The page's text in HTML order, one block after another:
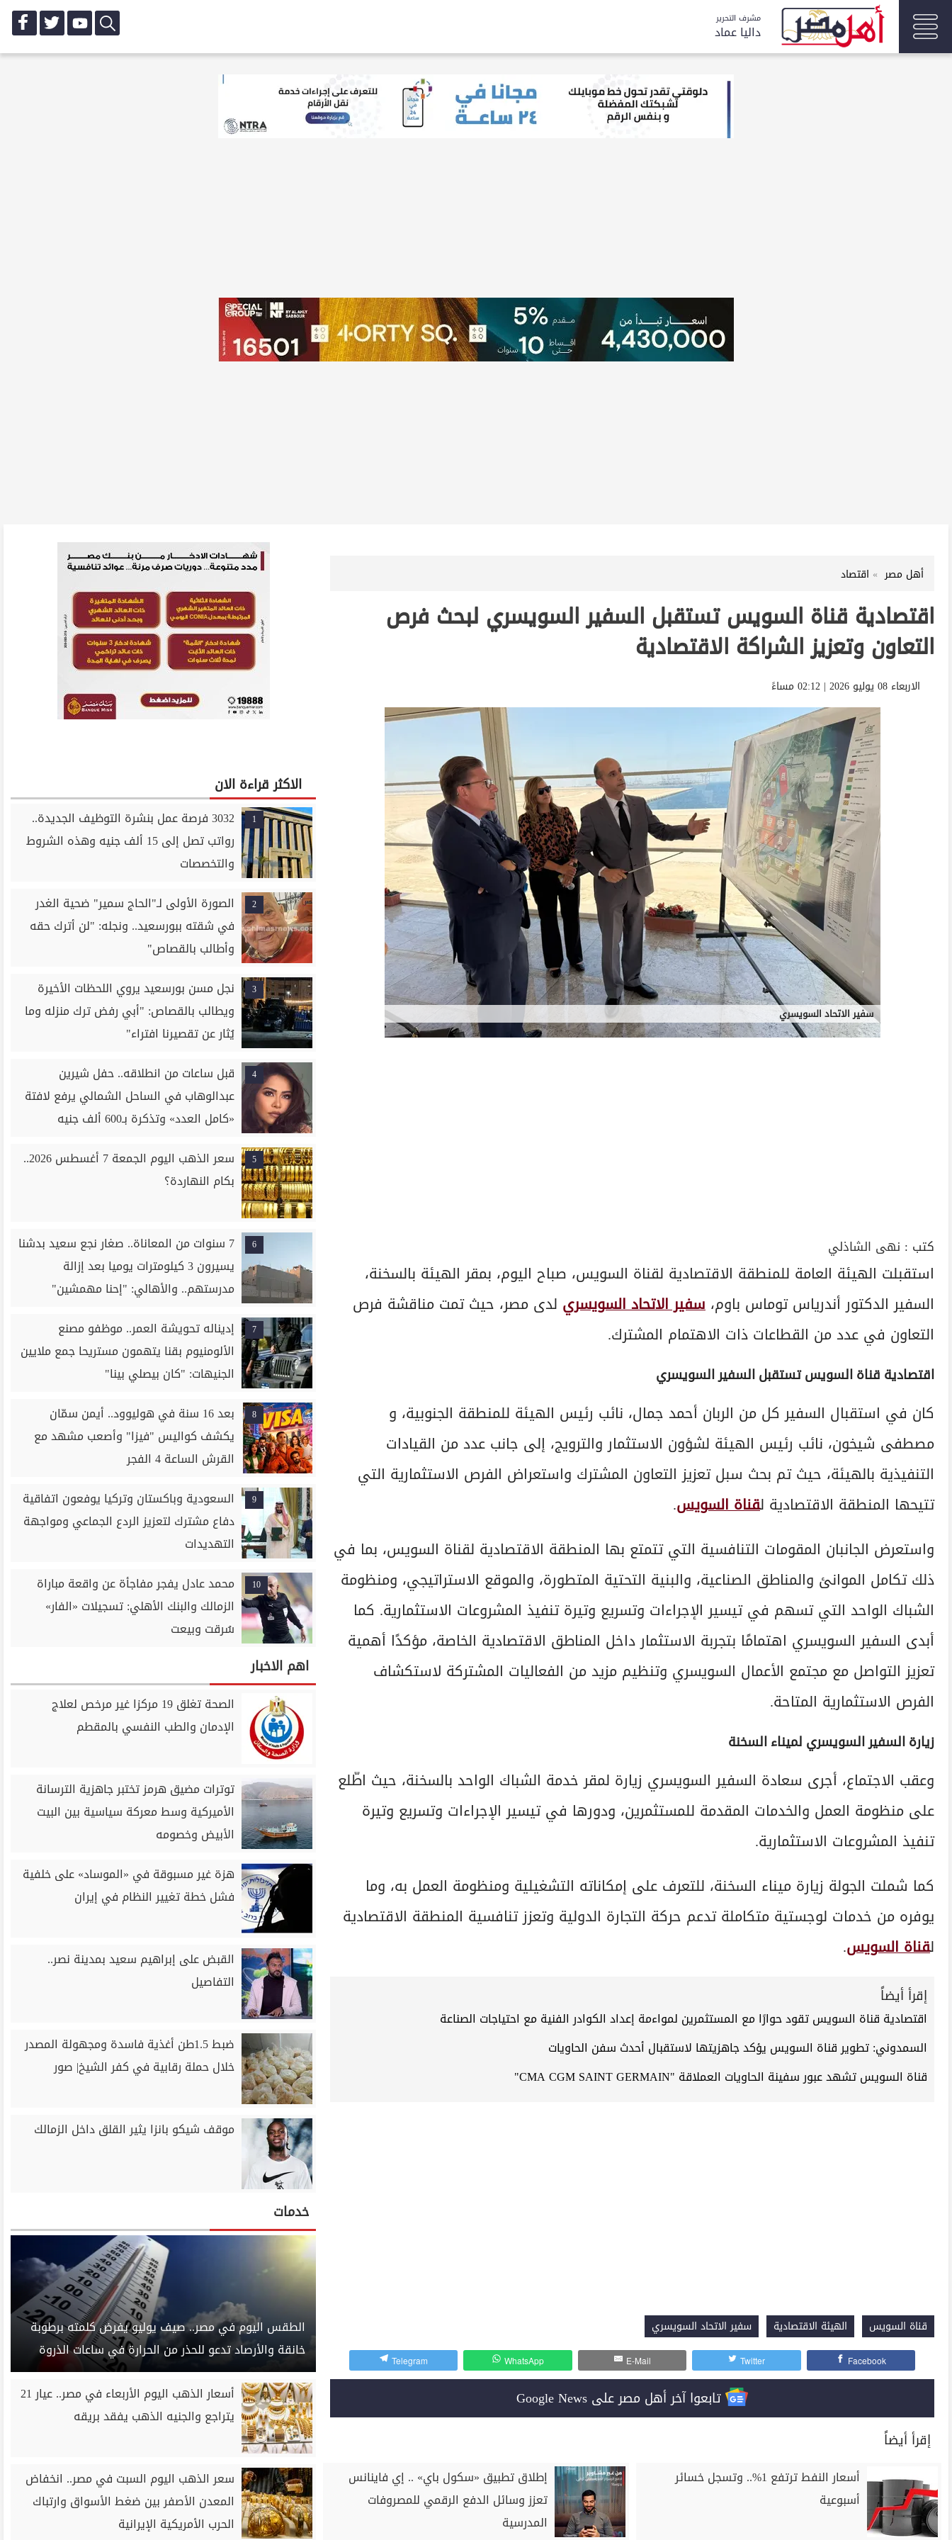
مشرف التحرير
داليا عماد
أهل مصر اقتصاد
اقتصادية قناة السويس تستقبل السفير السويسري لبحث فرص
التعاون وتعزيز الشراكة الاقتصادية
الاربعاء 08 يوليو 2026 | 02:12 مساءً
سفير الاتحاد السويسري
كتب : نهى الشاذلي
استقبلت الهيئة العامة للمنطقة الاقتصادية لقناة السويس، صباح اليوم، بمقر الهيئة بالسخنة،
السفير الدكتور أندرياس توماس باوم، سفير الاتحاد السويسري لدى مصر، حيث تمت مناقشة فرص
التعاون في عدد من القطاعات ذات الاهتمام المشترك.
اقتصادية قناة السويس تستقبل السفير السويسري
كان في استقبال السفير كل من الربان أحمد جمال، نائب رئيس الهيئة للمنطقة الجنوبية، و
مصطفى شيخون، نائب رئيس الهيئة لشؤون الاستثمار والترويج، إلى جانب عدد من القيادات
التنفيذية بالهيئة، حيث تم بحث سبل تعزيز التعاون المشترك واستعراض الفرص الاستثمارية التي
تتيحها المنطقة الاقتصادية لقناة السويس.
واستعرض الجانبان المقومات التنافسية التي تتمتع بها المنطقة الاقتصادية لقناة السويس، بما في
ذلك تكامل الموانئ والمناطق الصناعية، والبنية التحتية المتطورة، والموقع الاستراتيجي، ومنظومة
الشباك الواحد التي تسهم في تيسير الإجراءات وتسريع وتيرة تنفيذ المشروعات الاستثمارية. كما
أبدى السفير السويسري اهتمامًا بتجربة الاستثمار داخل المناطق الاقتصادية الخاصة، مؤكدًا أهمية
تعزيز التواصل مع مجتمع الأعمال السويسري وتنظيم مزيد من الفعاليات المشتركة لاستكشاف
الفرص الاستثمارية المتاحة.
زيارة السفير السويسري لميناء السخنة
وعقب الاجتماع، أجرى سعادة السفير السويسري زيارة لمقر خدمة الشباك الواحد بالسخنة، حيث اطّلع
على منظومة العمل والخدمات المقدمة للمستثمرين، ودورها في تيسير الإجراءات وتسريع وتيرة
تنفيذ المشروعات الاستثمارية.
كما شملت الجولة زيارة ميناء السخنة، للتعرف على إمكاناته التشغيلية ومنظومة العمل به، وما
يوفره من خدمات لوجستية متكاملة تدعم حركة التجارة الدولية وتعزز تنافسية المنطقة الاقتصادية
لقناة السويس.
إقرأ أيضاً
اقتصادية قناة السويس تقود حوارًا مع المستثمرين لمواءمة إعداد الكوادر الفنية مع احتياجات الصناعة
السمدوني: تطوير قناة السويس يؤكد جاهزيتها لاستقبال أحدث سفن الحاويات
قناة السويس تشهد عبور سفينة الحاويات العملاقة "CMA CGM SAINT GERMAIN"
قناة السويس الهيئة الاقتصادية سفير الاتحاد السويسري
Facebook
Twitter
E-Mail
WhatsApp
Telegram
تابعوا آخر أهل مصر على Google News
إقرأ أيضاً
أسعار النفط ترتفع 1%.. وتسجل خسائر
أسبوعية
إطلاق تطبيق «سكول باي» .. إي فاينانس
تعزز وسائل الدفع الرقمي للمصروفات
المدرسية
الاكثر قراءة الان
1
3032 فرصة عمل بنشرة التوظيف الجديدة..
رواتب تصل إلى 15 ألف جنيه وهذه الشروط
والتخصصات
2
الصورة الأولى لـ"الحاج سمير" ضحية الغدر
في شقته ببورسعيد.. ونجله: "لن أترك حقه
وأطالب بالقصاص"
3
نجل مسن بورسعيد يروي اللحظات الأخيرة
ويطالب بالقصاص: "أبي رفض ترك منزله وما
يُثار عن تقصيرنا افتراء"
4
قبل ساعات من انطلاقه.. حفل شيرين
عبدالوهاب في الساحل الشمالي يرفع لافتة
«كامل العدد» وتذكرة بـ600 ألف جنيه
5
سعر الذهب اليوم الجمعة 7 أغسطس 2026..
بكام النهاردة؟
6
7 سنوات من المعاناة.. صغار نجع سعيد بدشنا
يسيرون 3 كيلومترات يوميا بعد إزالة
مدرستهم.. والأهالي: "إحنا مهمشين"
7
إديناله تحويشة العمر.. موظفو مصنع
الألومنيوم بقنا يتهمون مستريحا جمع ملايين
الجنيهات: "كان بيصلي بينا"
8
بعد 16 سنة في هوليوود.. أيمن سمّان
يكشف كواليس "فيزا" وأصعب مشهد مع
القرش الساعة 4 الفجر
9
السعودية وباكستان وتركيا يوفعون اتفاقية
دفاع مشترك لتعزيز الردع الجماعي ومواجهة
التهديدات
10
محمد عادل يفجر مفاجأة عن واقعة مباراة
الزمالك والبنك الأهلي: تسجيلات «الفار»
سُرقت وبيعت
اهم الاخبار
الصحة تغلق 19 مركزا غير مرخص لعلاج
الإدمان والطب النفسي بالمقطم
توترات مضيق هرمز تختبر جاهزية الترسانة
الأميركية وسط معركة سياسية بين البيت
الأبيض وخصومه
هزة غير مسبوقة في «الموساد» على خلفية
فشل خطة تغيير النظام في إيران
القبض على إبراهيم سعيد بمدينة نصر..
التفاصيل
ضبط 1.5طن أغذية فاسدة ومجهولة المصدر
خلال حملة رقابية في كفر الشيخ| صور
موقف شيكو بانزا يثير القلق داخل الزمالك
خدمات
الطقس اليوم في مصر.. صيف يوليو يفرض كلمته برطوبة
خانقة والأرصاد تدعو للحذر من الحرارة في ساعات الذروة
أسعار الذهب اليوم الأربعاء في مصر.. عيار 21
يتراجع والجنيه الذهب يفقد بريقه
سعر الذهب اليوم السبت في مصر.. انخفاض
المعدن الأصفر بين ضغط الأسواق وارتباك
الحرب الأمريكية الإيرانية